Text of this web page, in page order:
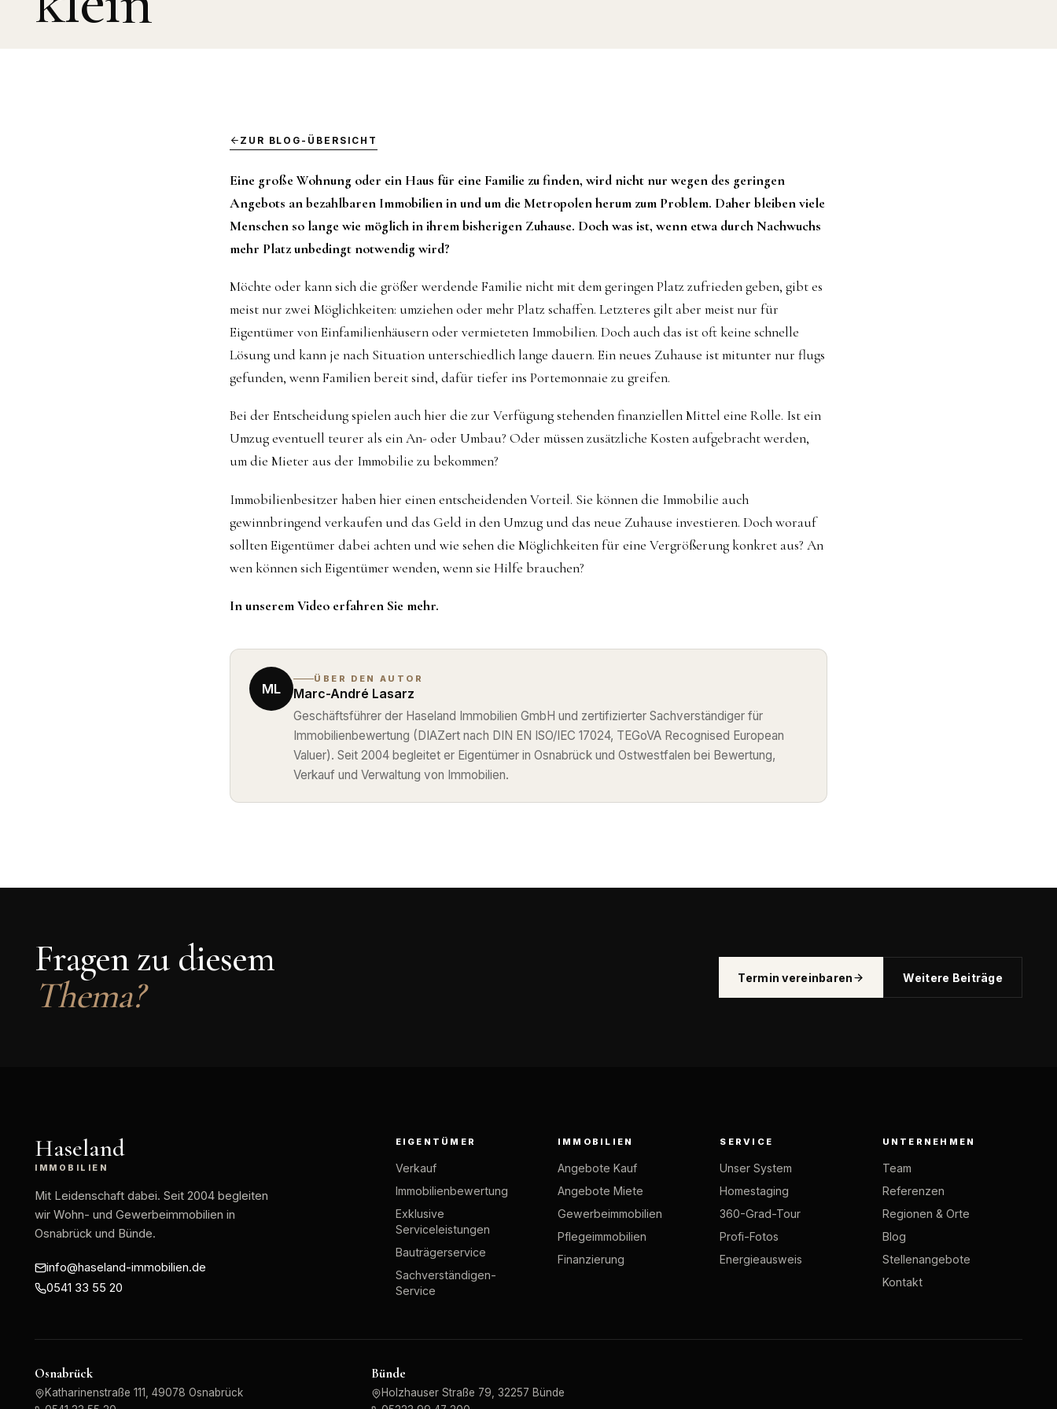
ZUR BLOG-ÜBERSICHT
Eine große Wohnung oder ein Haus für eine Familie zu finden, wird nicht nur wegen des geringen
Angebots an bezahlbaren Immobilien in und um die Metropolen herum zum Problem. Daher bleiben viele
Menschen so lange wie möglich in ihrem bisherigen Zuhause. Doch was ist, wenn etwa durch Nachwuchs
mehr Platz unbedingt notwendig wird?
Möchte oder kann sich die größer werdende Familie nicht mit dem geringen Platz zufrieden geben, gibt es
meist nur zwei Möglichkeiten: umziehen oder mehr Platz schaffen. Letzteres gilt aber meist nur für
Eigentümer von Einfamilienhäusern oder vermieteten Immobilien. Doch auch das ist oft keine schnelle
Lösung und kann je nach Situation unterschiedlich lange dauern. Ein neues Zuhause ist mitunter nur flugs
gefunden, wenn Familien bereit sind, dafür tiefer ins Portemonnaie zu greifen.
Bei der Entscheidung spielen auch hier die zur Verfügung stehenden finanziellen Mittel eine Rolle. Ist ein
Umzug eventuell teurer als ein An- oder Umbau? Oder müssen zusätzliche Kosten aufgebracht werden,
um die Mieter aus der Immobilie zu bekommen?
Immobilienbesitzer haben hier einen entscheidenden Vorteil. Sie können die Immobilie auch
gewinnbringend verkaufen und das Geld in den Umzug und das neue Zuhause investieren. Doch worauf
sollten Eigentümer dabei achten und wie sehen die Möglichkeiten für eine Vergrößerung konkret aus? An
wen können sich Eigentümer wenden, wenn sie Hilfe brauchen?
In unserem Video erfahren Sie mehr.
ML
ÜBER DEN AUTOR
Marc-André Lasarz
Geschäftsführer der Haseland Immobilien GmbH und zertifizierter Sachverständiger für
Immobilienbewertung (DIAZert nach DIN EN ISO/IEC 17024, TEGoVA Recognised European
Valuer). Seit 2004 begleitet er Eigentümer in Osnabrück und Ostwestfalen bei Bewertung,
Verkauf und Verwaltung von Immobilien.
Fragen zu diesem
Thema?
Termin vereinbaren Weitere Beiträge
Haseland
IMMOBILIEN
Mit Leidenschaft dabei. Seit 2004 begleiten
wir Wohn- und Gewerbeimmobilien in
Osnabrück und Bünde.
info@haseland-immobilien.de
0541 33 55 20
EIGENTÜMER
Verkauf
Immobilienbewertung
Exklusive
Serviceleistungen
Bauträgerservice
Sachverständigen-
Service
IMMOBILIEN
Angebote Kauf
Angebote Miete
Gewerbeimmobilien
Pflegeimmobilien
Finanzierung
SERVICE
Unser System
Homestaging
360-Grad-Tour
Profi-Fotos
Energieausweis
UNTERNEHMEN
Team
Referenzen
Regionen & Orte
Blog
Stellenangebote
Kontakt
Osnabrück
Katharinenstraße 111, 49078 Osnabrück
Bünde
Holzhauser Straße 79, 32257 Bünde